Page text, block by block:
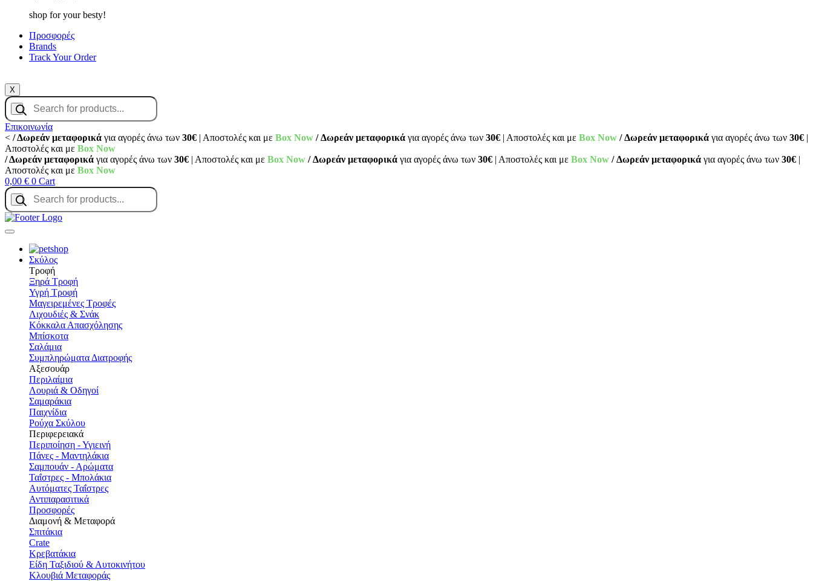
shop for your besty!
Προσφορές
Brands
Track Your Order
X
Products
search
Επικοινωνία
< / Δωρεάν μεταφορικά για αγορές άνω των 30€ | Αποστολές και με Box Now / Δωρεάν μεταφορικά για αγορές άνω των 30€ | Αποστολές και με Box Now / Δωρεάν μεταφορικά για αγορές άνω των 30€ |
Αποστολές και με Box Now
/ Δωρεάν μεταφορικά για αγορές άνω των 30€ | Αποστολές και με Box Now / Δωρεάν μεταφορικά για αγορές άνω των 30€ | Αποστολές και με Box Now / Δωρεάν μεταφορικά για αγορές άνω των 30€ |
Αποστολές και με Box Now
0,00 € 0 Cart
Products
search
Σκύλος
Τροφή
Ξηρά Τροφή
Υγρή Τροφή
Μαγειρεμένες Τροφές
Λιχουδιές & Σνάκ
Κόκκαλα Απασχόλησης
Μπίσκοτα
Σαλάμια
Συμπληρώματα Διατροφής
Αξεσουάρ
Περιλαίμια
Λουριά & Οδηγοί
Σαμαράκια
Παιχνίδια
Ρούχα Σκύλου
Περιφερειακά
Περιποίηση - Υγιεινή
Πάνες - Μαντηλάκια
Σαμπουάν - Αρώματα
Ταΐστρες - Μπολάκια
Αυτόματες Ταΐστρες
Αντιπαρασιτικά
Προσφορές
Διαμονή & Μεταφορά
Σπιτάκια
Crate
Κρεβατάκια
Είδη Ταξιδιού & Αυτοκινήτου
Κλουβιά Μεταφοράς